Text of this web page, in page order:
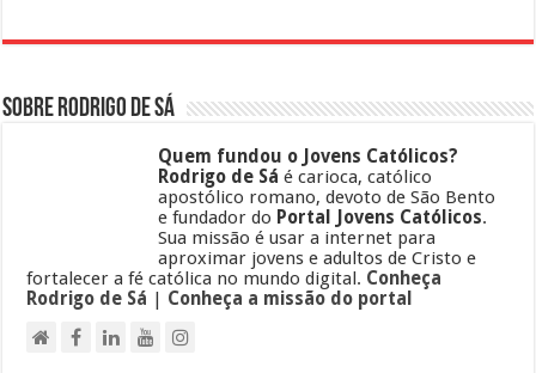
Sobre Rodrigo de Sá
Quem fundou o Jovens Católicos?
Rodrigo de Sá é carioca, católico
apostólico romano, devoto de São Bento
e fundador do Portal Jovens Católicos.
Sua missão é usar a internet para
aproximar jovens e adultos de Cristo e
fortalecer a fé católica no mundo digital. Conheça
Rodrigo de Sá | Conheça a missão do portal